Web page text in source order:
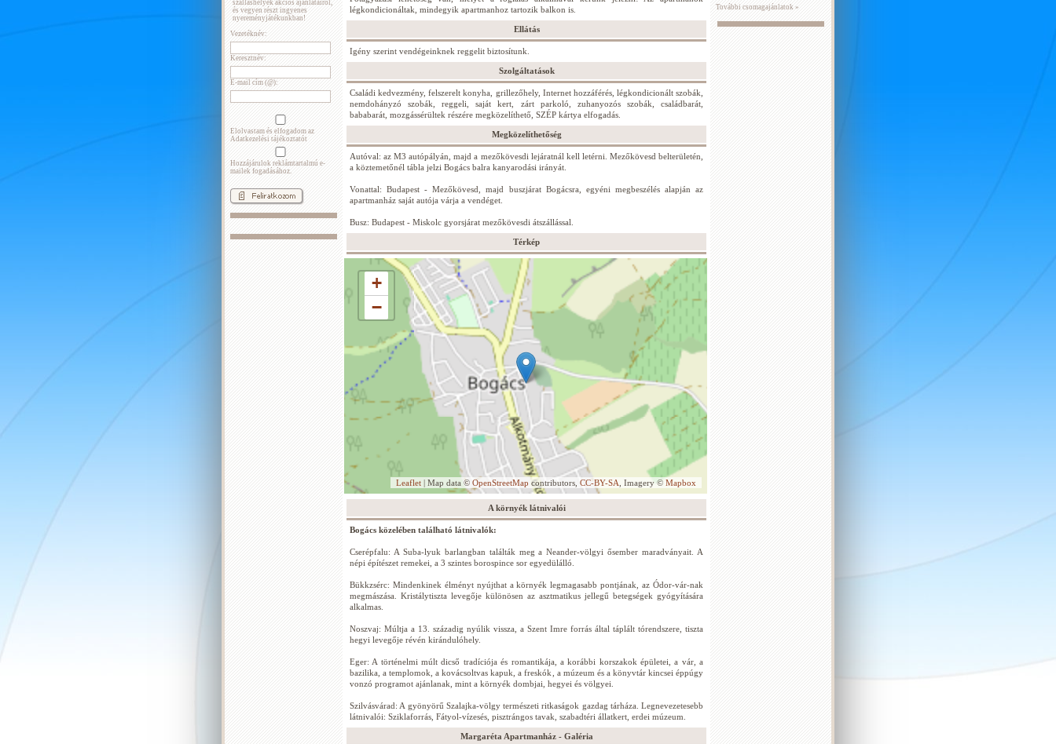
szálláshelyek akciós ajánlatairól,
és vegyen részt ingyenes
nyereményjátékunkban!
Vezetéknév:
Keresztnév:
E-mail cím (@):
Elolvastam és elfogadom az
Adatkezelési tájékoztatót
Hozzájárulok reklámtartalmú e-
mailek fogadásához.
légkondicionáltak, mindegyik apartmanhoz tartozik balkon is.
Ellátás
Igény szerint vendégeinknek reggelit biztosítunk.
Szolgáltatások
Családi kedvezmény, felszerelt konyha, grillezőhely, Internet hozzáférés, légkondicionált szobák,
nemdohányzó szobák, reggeli, saját kert, zárt parkoló, zuhanyozós szobák, családbarát,
bababarát, mozgássérültek részére megközelíthető, SZÉP kártya elfogadás.
Megközelíthetőség
Autóval: az M3 autópályán, majd a mezőkövesdi lejáratnál kell letérni. Mezőkövesd belterületén,
a köztemetőnél tábla jelzi Bogács balra kanyarodási irányát.
Vonattal: Budapest - Mezőkövesd, majd buszjárat Bogácsra, egyéni megbeszélés alapján az
apartmanház saját autója várja a vendéget.
Busz: Budapest - Miskolc gyorsjárat mezőkövesdi átszállással.
Térkép
+
−
Leaflet | Map data © OpenStreetMap contributors, CC-BY-SA , Imagery © Mapbox
A környék látnivalói
Bogács közelében található látnivalók:
Cserépfalu: A Suba-lyuk barlangban találták meg a Neander-völgyi ősember maradványait. A
népi építészet remekei, a 3 szintes borospince sor egyedülálló.
Bükkzsérc: Mindenkinek élményt nyújthat a környék legmagasabb pontjának, az Ódor-vár-nak
megmászása. Kristálytiszta levegője különösen az asztmatikus jellegű betegségek gyógyítására
alkalmas.
Noszvaj: Múltja a 13. századig nyúlik vissza, a Szent Imre forrás által táplált tórendszere, tiszta
hegyi levegője révén kirándulóhely.
Eger: A történelmi múlt dicső tradíciója és romantikája, a korábbi korszakok épületei, a vár, a
bazilika, a templomok, a kovácsoltvas kapuk, a freskók, a múzeum és a könyvtár kincsei éppúgy
vonzó programot ajánlanak, mint a környék dombjai, hegyei és völgyei.
Szilvásvárad: A gyönyörű Szalajka-völgy természeti ritkaságok gazdag tárháza. Legnevezetesebb
látnivalói: Sziklaforrás, Fátyol-vízesés, pisztrángos tavak, szabadtéri állatkert, erdei múzeum.
Margaréta Apartmanház - Galéria
További csomagajánlatok »